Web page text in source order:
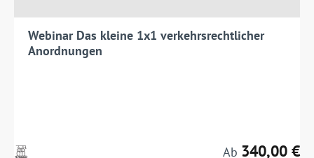
Webinar Das kleine 1x1 verkehrsrechtlicher
Anordnungen
Regulärer Preis:
Ab 340,00 €
Preise